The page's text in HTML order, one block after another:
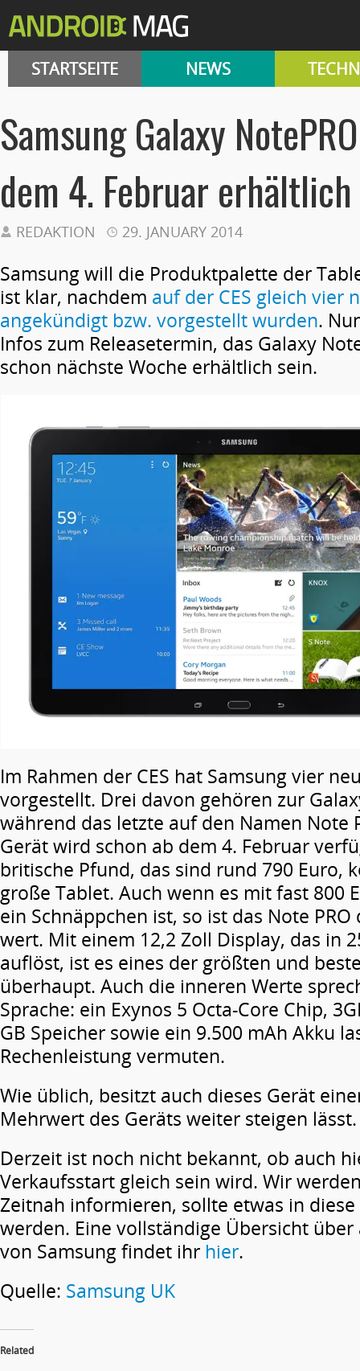
STARTSEITE NEWS
Samsung Galaxy
dem 4. Februar erhältlich
REDAKTION 29. JANUARY 2014
Samsung will die Produktpalette der
ist klar, nachdem auf der CES gleich vier
angekündigt bzw. vorgestellt wurden.
Infos zum Releasetermin, das Galaxy
schon nächste Woche erhältlich sein.
Im Rahmen der CES hat Samsung vier
vorgestellt. Drei davon gehören zur
während das letzte auf den Namen Note
Gerät wird schon ab dem 4. Februar
britische Pfund, das sind rund 790 Euro,
große Tablet. Auch wenn es mit fast 800
ein Schnäppchen ist, so ist das Note
wert. Mit einem 12,2 Zoll Display, das in
auflöst, ist es eines der größten und
überhaupt. Auch die inneren Werte
Sprache: ein Exynos 5 Octa-Core Chip,
GB Speicher sowie ein 9.500 mAh Akku
Rechenleistung vermuten.
Wie üblich, besitzt auch dieses Gerät
Mehrwert des Geräts weiter steigen lässt.
Derzeit ist noch nicht bekannt, ob auch
Verkaufsstart gleich sein wird. Wir
Zeitnah informieren, sollte etwas in
werden. Eine vollständige Übersicht über
von Samsung findet ihr hier.
Quelle: Samsung UK
Related